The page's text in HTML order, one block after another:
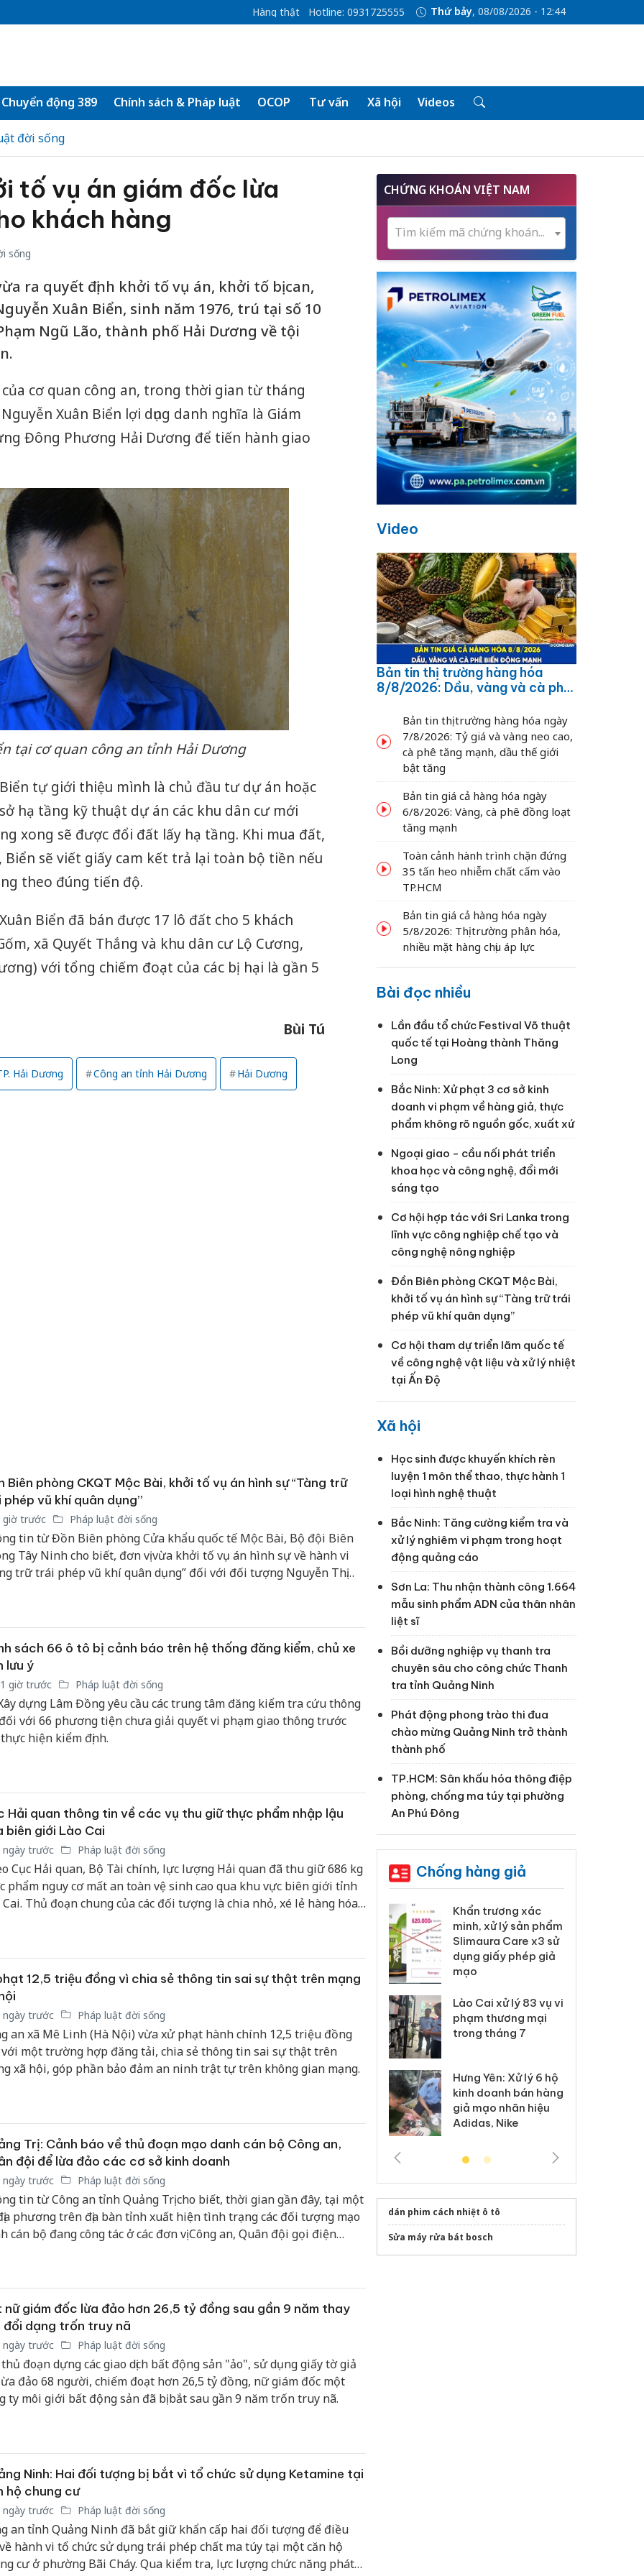
Hàng thật Hotline: 0931725555 Thứ bảy, 08/08/2026 - 12:44
Chuyển động 389 Chính sách & Pháp luật OCOP Tư vấn Xã hội Videos
đời sống
tố vụ án giám đốc lừa
khách hàng
sống
ra quyết định khởi tố vụ án, khởi tố bị can,
Xuân Biển, sinh năm 1976, trú tại số 10
Ngũ Lão, thành phố Hải Dương về tội
của cơ quan công an, trong thời gian từ tháng
Xuân Biển lợi dụng danh nghĩa là Giám
Đông Phương Hải Dương để tiến hành giao
tại cơ quan công an tỉnh Hải Dương
tự giới thiệu mình là chủ đầu tư dự án hoặc
hạ tầng kỹ thuật dự án các khu dân cư mới
xong sẽ được đổi đất lấy hạ tầng. Khi mua đất,
Biển sẽ viết giấy cam kết trả lại toàn bộ tiền nếu
theo đúng tiến độ.
Biển đã bán được 17 lô đất cho 5 khách
xã Quyết Thắng và khu dân cư Lộ Cương,
với tổng chiếm đoạt của các bị hại là gần 5
Bùi Tú
Hải Dương Công an tỉnh Hải Dương Hải Dương
Biên phòng CKQT Mộc Bài, khởi tố vụ án hình sự “Tàng trữ
phép vũ khí quân dụng”
giờ trước Pháp luật đời sống
tin từ Đồn Biên phòng Cửa khẩu quốc tế Mộc Bài, Bộ đội Biên
Tây Ninh cho biết, đơn vị vừa khởi tố vụ án hình sự về hành vi
trữ trái phép vũ khí quân dụng” đối với đối tượng Nguyễn Thị
sách 66 ô tô bị cảnh báo trên hệ thống đăng kiểm, chủ xe
lưu ý
giờ trước Pháp luật đời sống
dựng Lâm Đồng yêu cầu các trung tâm đăng kiểm tra cứu thông
với 66 phương tiện chưa giải quyết vi phạm giao thông trước
hiện kiểm định.
Hải quan thông tin về các vụ thu giữ thực phẩm nhập lậu
biên giới Lào Cai
ngày trước Pháp luật đời sống
Cục Hải quan, Bộ Tài chính, lực lượng Hải quan đã thu giữ 686 kg
phẩm nguy cơ mất an toàn vệ sinh cao qua khu vực biên giới tỉnh
Cai. Thủ đoạn chung của các đối tượng là chia nhỏ, xé lẻ hàng hóa
12,5 triệu đồng vì chia sẻ thông tin sai sự thật trên mạng
ngày trước Pháp luật đời sống
an xã Mê Linh (Hà Nội) vừa xử phạt hành chính 12,5 triệu đồng
một trường hợp đăng tải, chia sẻ thông tin sai sự thật trên
xã hội, góp phần bảo đảm an ninh trật tự trên không gian mạng.
Trị: Cảnh báo về thủ đoạn mạo danh cán bộ Công an,
đội để lừa đảo các cơ sở kinh doanh
ngày trước Pháp luật đời sống
tin từ Công an tỉnh Quảng Trị cho biết, thời gian gần đây, tại một
phương trên địa bàn tỉnh xuất hiện tình trạng các đối tượng mạo
cán bộ đang công tác ở các đơn vị Công an, Quân đội gọi điện
nữ giám đốc lừa đảo hơn 26,5 tỷ đồng sau gần 9 năm thay
đổi dạng trốn truy nã
ngày trước Pháp luật đời sống
đoạn dựng các giao dịch bất động sản "ảo", sử dụng giấy tờ giả
đảo 68 người, chiếm đoạt hơn 26,5 tỷ đồng, nữ giám đốc một
ty môi giới bất động sản đã bị bắt sau gần 9 năm trốn truy nã.
Ninh: Hai đối tượng bị bắt vì tổ chức sử dụng Ketamine tại
hộ chung cư
ngày trước Pháp luật đời sống
an tỉnh Quảng Ninh đã bắt giữ khẩn cấp hai đối tượng để điều
hành vi tổ chức sử dụng trái phép chất ma túy tại một căn hộ
cư ở phường Bãi Cháy. Qua kiểm tra, lực lượng chức năng phát
CHỨNG KHOÁN VIỆT NAM
Tìm kiếm mã chứng khoán...
Video
Bản tin thị trường hàng hóa
8/8/2026: Dầu, vàng và cà phê
Bản tin thị trường hàng hóa ngày
7/8/2026: Tỷ giá và vàng neo cao,
cà phê tăng mạnh, dầu thế giới
bật tăng
Bản tin giá cả hàng hóa ngày
6/8/2026: Vàng, cà phê đồng loạt
tăng mạnh
Toàn cảnh hành trình chặn đứng
35 tấn heo nhiễm chất cấm vào
TP.HCM
Bản tin giá cả hàng hóa ngày
5/8/2026: Thị trường phân hóa,
nhiều mặt hàng chịu áp lực
Bài đọc nhiều
Lần đầu tổ chức Festival Võ thuật
quốc tế tại Hoàng thành Thăng
Long
Bắc Ninh: Xử phạt 3 cơ sở kinh
doanh vi phạm về hàng giả, thực
phẩm không rõ nguồn gốc, xuất xứ
Ngoại giao - cầu nối phát triển
khoa học và công nghệ, đổi mới
sáng tạo
Cơ hội hợp tác với Sri Lanka trong
lĩnh vực công nghiệp chế tạo và
công nghệ nông nghiệp
Đồn Biên phòng CKQT Mộc Bài,
khởi tố vụ án hình sự “Tàng trữ trái
phép vũ khí quân dụng”
Cơ hội tham dự triển lãm quốc tế
về công nghệ vật liệu và xử lý nhiệt
tại Ấn Độ
Xã hội
Học sinh được khuyến khích rèn
luyện 1 môn thể thao, thực hành 1
loại hình nghệ thuật
Bắc Ninh: Tăng cường kiểm tra và
xử lý nghiêm vi phạm trong hoạt
động quảng cáo
Sơn La: Thu nhận thành công 1.664
mẫu sinh phẩm ADN của thân nhân
liệt sĩ
Bồi dưỡng nghiệp vụ thanh tra
chuyên sâu cho công chức Thanh
tra tỉnh Quảng Ninh
Phát động phong trào thi đua
chào mừng Quảng Ninh trở thành
thành phố
TP.HCM: Sân khấu hóa thông điệp
phòng, chống ma túy tại phường
An Phú Đông
Chống hàng giả
Cà Mau: Tiêu hủy
bảo vệ môi trường
kinh doanh
án sản xuất, buôn
bán yến sào giả
Moyuum giả
Khẩn trương xác
minh, xử lý sản phẩm
Slimaura Care x3 sử
dụng giấy phép giả
Lào Cai xử lý 83 vụ vi
phạm thương mại
trong tháng 7
Hưng Yên: Xử lý 6 hộ
kinh doanh bán hàng
giả mạo nhãn hiệu
Adidas, Nike
Cà Mau: Tiêu hủy
công khai hàng ngàn
sản phẩm nhập lậu,
bảo vệ môi trường
Công an Thanh Hóa
tìm bị hại trong vụ
án sản xuất, buôn
Thanh Hóa: Tìm bị
hại trong vụ án buôn
bán bình sữa
Moyuum giả
dán phim cách nhiệt ô tô
Sửa máy rửa bát bosch